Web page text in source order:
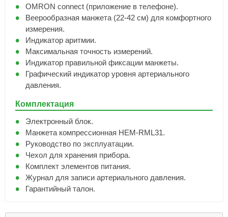
OMRON connect (приложение в телефоне).
Веерообразная манжета (22-42 см) для комфортного
измерения.
Индикатор аритмии.
Максимальная точность измерений.
Индикатор правильной фиксации манжеты.
Графический индикатор уровня артериального
давления.
Комплектация
Электронный блок.
Манжета компрессионная HEM-RML31.
Руководство по эксплуатации.
Чехол для хранения прибора.
Комплект элементов питания.
Журнал для записи артериального давления.
Гарантийный талон.